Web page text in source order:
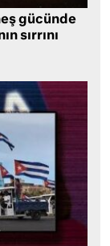
gücünde
sırrını